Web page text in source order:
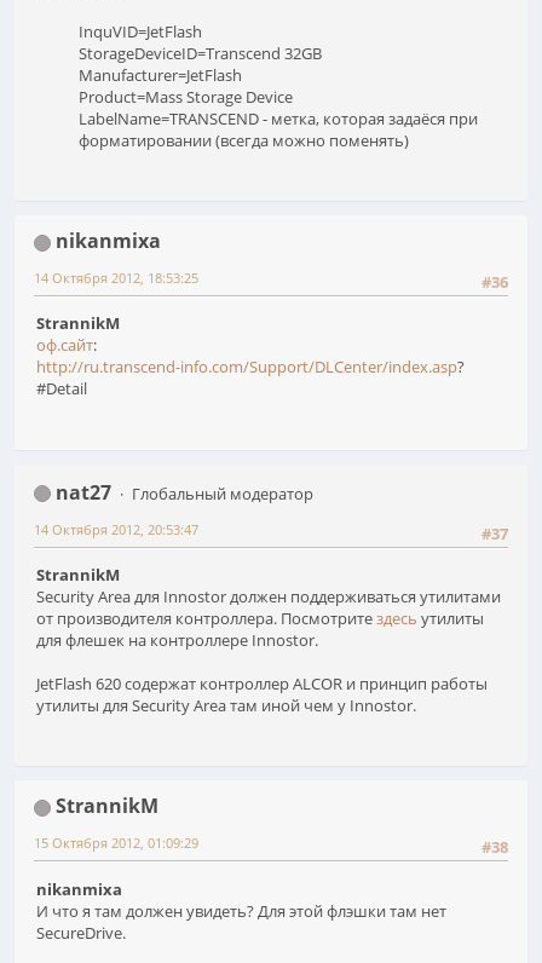
InquVID=JetFlash
StorageDeviceID=Transcend 32GB
Manufacturer=JetFlash
Product=Mass Storage Device
LabelName=TRANSCEND - метка, которая задаёся при
форматировании (всегда можно поменять)
nikanmixa
#36
14 Октября 2012, 18:53:25
StrannikM
оф.сайт:
http://ru.transcend-info.com/Support/DLCenter/index.asp?
#Detail
nat27
Глобальный модератор
#37
14 Октября 2012, 20:53:47
StrannikM
Security Area для Innostor должен поддерживаться утилитами
от производителя контроллера. Посмотритездесь утилиты
для флешек на контроллере Innostor.
JetFlash 620 содержат контроллер ALCOR и принцип работы
утилиты для Security Area там иной чем у Innostor.
StrannikM
#38
15 Октября 2012, 01:09:29
nikanmixa
И что я там должен увидеть? Для этой флэшки там нет
SecureDrive.